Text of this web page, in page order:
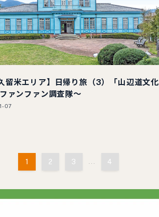
留米エリア】日帰り旅（3）「山辺道文化
ァンファン調査隊～
07
1 2 3 ... 4